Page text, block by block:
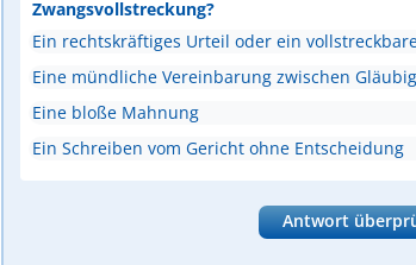
Zwangsvollstreckung?
Ein rechtskräftiges Urteil oder ein
Eine mündliche Vereinbarung zwischen
Eine bloße Mahnung
Ein Schreiben vom Gericht ohne Entscheidung
Antwort